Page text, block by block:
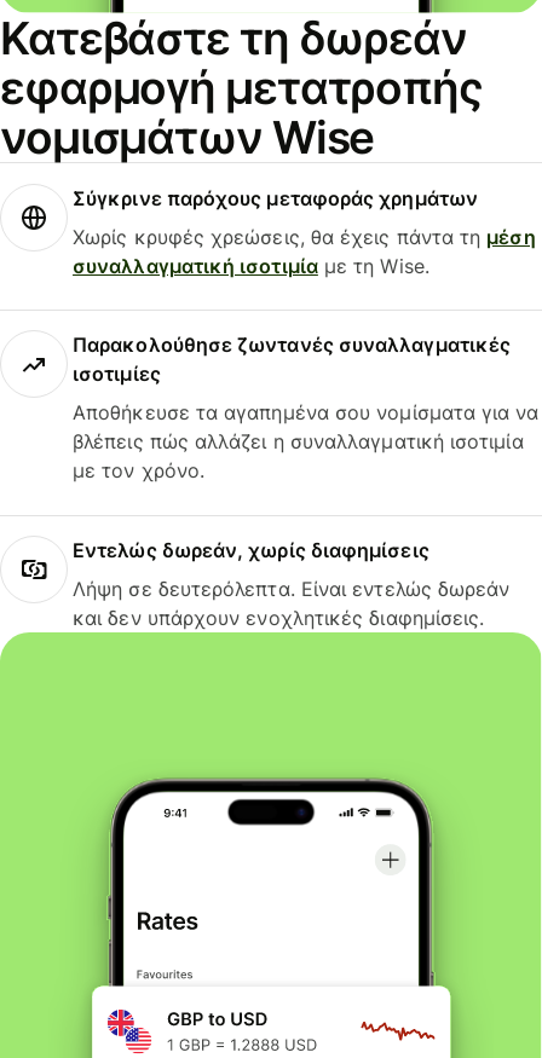
Κατεβάστε τη δωρεάν
εφαρμογή μετατροπής
νομισμάτων Wise
Σύγκρινε παρόχους μεταφοράς χρημάτων
Χωρίς κρυφές χρεώσεις, θα έχεις πάντα τη μέση
συναλλαγματική ισοτιμίαμε τη Wise.
Παρακολούθησε ζωντανές συναλλαγματικές
ισοτιμίες
Αποθήκευσε τα αγαπημένα σου νομίσματα για να
βλέπεις πώς αλλάζει η συναλλαγματική ισοτιμία
με τον χρόνο.
Εντελώς δωρεάν, χωρίς διαφημίσεις
Λήψη σε δευτερόλεπτα. Είναι εντελώς δωρεάν
και δεν υπάρχουν ενοχλητικές διαφημίσεις.